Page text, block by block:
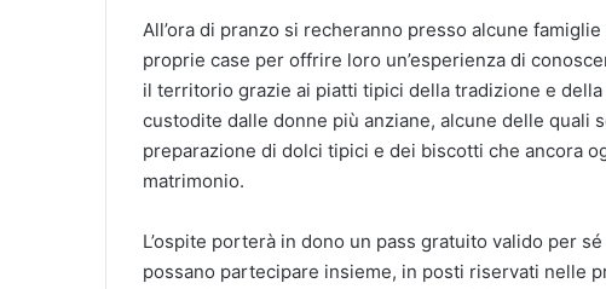
All’ora di pranzo si recheranno presso alcune
proprie case per offrire loro un’esperienza di
il territorio grazie ai piatti tipici della tradizione e
custodite dalle donne più anziane, alcune delle quali
preparazione di dolci tipici e dei biscotti che ancora
matrimonio.
L’ospite porterà in dono un pass gratuito valido per
possano partecipare insieme, in posti riservati nelle